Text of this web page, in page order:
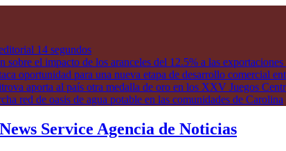
14 segundos
el impacto de los aranceles del 12.5% a las exportaciones
oportunidad para una nueva etapa de desarrollo comercial
aporta al país otra medalla de oro en los XXV Juegos
red de oasis de agua potable en las comunidades de Carolina
Service Agencia de Noticias